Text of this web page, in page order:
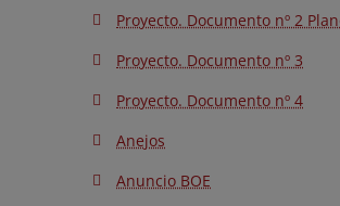
Proyecto. Documento nº 2
Proyecto. Documento nº 3
Proyecto. Documento nº 4
Anejos
Anuncio BOE